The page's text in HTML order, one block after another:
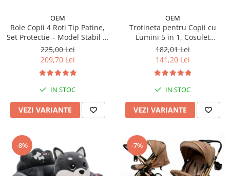
OEM
Role Copii 4 Roti Tip Patine,
Set Protectie – Model Stabil si
Reglabil - Mov
225,00 Lei
209,70 Lei
IN STOC
VEZI VARIANTE
OEM
Trotineta pentru Copii cu
Lumini 5 in 1, Cosulet
Buburuza, Maner de Impins
fara Pedale
182,01 Lei
141,20 Lei
IN STOC
VEZI VARIANTE
-8% -7%